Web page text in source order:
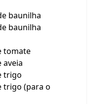
baunilha
baunilha
tomate
aveia
trigo
trigo (para o